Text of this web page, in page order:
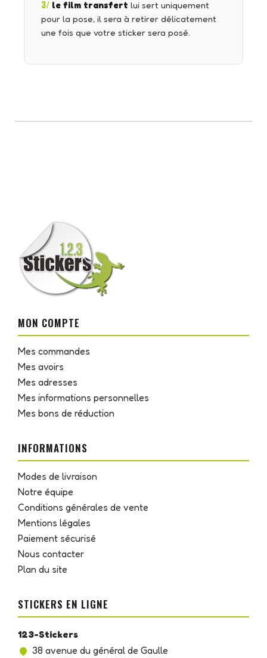
3/ le film transfert lui sert uniquement
pour la pose, il sera à retirer délicatement
une fois que votre sticker sera posé.
MON COMPTE
Mes commandes
Mes avoirs
Mes adresses
Mes informations personnelles
Mes bons de réduction
INFORMATIONS
Modes de livraison
Notre équipe
Conditions générales de vente
Mentions légales
Paiement sécurisé
Nous contacter
Plan du site
STICKERS EN LIGNE
123-Stickers
38 avenue du général de Gaulle